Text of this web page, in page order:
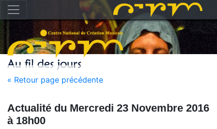
« Retour page précédente
Actualité du Mercredi 23 Novembre 2016
à18h00